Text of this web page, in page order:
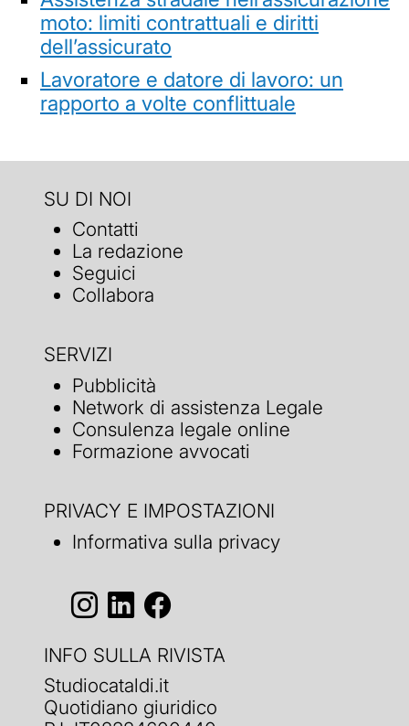
moto: limiti contrattuali e diritti
dell’assicurato
Lavoratore e datore di lavoro: un
rapporto a volte conflittuale
SU DI NOI
Contatti
La redazione
Seguici
Collabora
SERVIZI
Pubblicità
Network di assistenza Legale
Consulenza legale online
Formazione avvocati
PRIVACY E IMPOSTAZIONI
Informativa sulla privacy
INFO SULLA RIVISTA
Studiocataldi.it
Quotidiano giuridico